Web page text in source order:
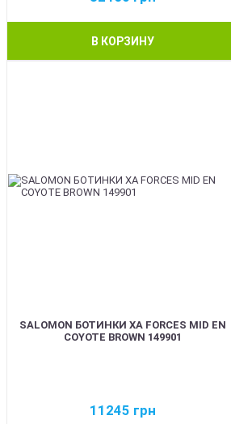
В КОРЗИНУ
SALOMON БОТИНКИ XA FORCES MID EN
COYOTE BROWN 149901
11245 грн